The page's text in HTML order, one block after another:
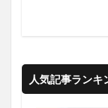
人気記事ランキ